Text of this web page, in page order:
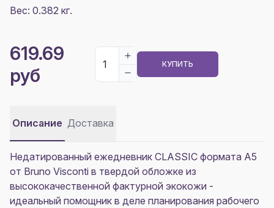
Вес: 0.382 кг.
619.69
руб
КУПИТЬ
Описание Доставка
Недатированный ежедневник CLASSIC формата А5
от Bruno Visconti в твердой обложке из
высококачественной фактурной экокожи -
идеальный помощник в деле планирования рабочего